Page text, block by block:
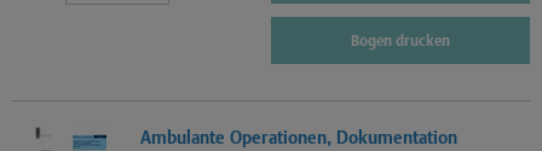
Bogen drucken
Ambulante Operationen, Dokumentation